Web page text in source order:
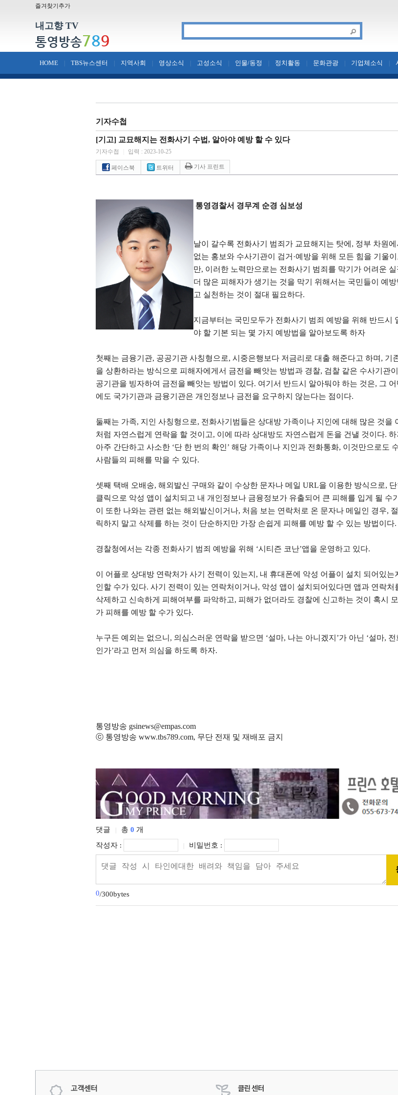
즐겨찾기추가
내고향 TV
통영방송789
HOME TBS뉴스센터 지역사회 영상소식 고성소식 인물/동정 정치활동 문화관광 기업체소식
기자수첩
[기고] 교묘해지는 전화사기 수법, 알아야 예방 할 수 있다
기자수첩 입력 : 2023-10-25
페이스북 트위터 기사 프린트
통영경찰서 경무계 순경 심보성
날이 갈수록 전화사기 범죄가 교묘해지는 탓에 , 정부 차원에
없는 홍보와 수사기관이 검거 ·예방을 위해 모든 힘을 기울이
만, 이러한 노력만으로는 전화사기 범죄를 막기가 어려운
더 많은 피해자가 생기는 것을 막기 위해서는 국민들이 예
고 실천하는 것이 절대 필요하다.
지금부터는 국민모두가 전화사기 범죄 예방을 위해 반드시
야 할 기본 되는 몇 가지 예방법을 알아보도록 하자
첫째는 금융기관, 공공기관 사칭형으로, 시중은행보다 저금리로 대출 해준다고 하며 , 기
을 상환하라는 방식으로 피해자에게서 금전을 빼앗는 방법과 경찰, 검찰 같은 수사기관
공기관을 빙자하여 금전을 빼앗는 방법이 있다. 여기서 반드시 알아둬야 하는 것은, 그
에도 국가기관과 금융기관은 개인정보나 금전을 요구하지 않는다는 점이다.
둘째는 가족, 지인 사칭형으로, 전화사기범들은 상대방 가족이나 지인에 대해 많은 것을
처럼 자연스럽게 연락을 할 것이고, 이에 따라 상대방도 자연스럽게 돈을 건낼 것이다. 하
아주 간단하고 사소한 ‘단 한 번의 확인’ 해당 가족이나 지인과 전화통화, 이것만으로도
사람들의 피해를 막을 수 있다.
셋째 택배 오배송, 해외발신 구매와 같이 수상한 문자나 메일 URL을 이용한 방식으로,
클릭으로 악성 앱이 설치되고 내 개인정보나 금융정보가 유출되어 큰 피해를 입게 될 수
이 또한 나와는 관련 없는 해외발신이거나, 처음 보는 연락처로 온 문자나 메일인 경우,
릭하지 말고 삭제를 하는 것이 단순하지만 가장 손쉽게 피해를 예방 할 수 있는 방법이다.
경찰청에서는 각종 전화사기 범죄 예방을 위해 ‘시티즌 코난’앱을 운영하고 있다.
이 어플로 상대방 연락처가 사기 전력이 있는지 , 내 휴대폰에 악성 어플이 설치 되어있는
인할 수가 있다. 사기 전력이 있는 연락처이거나, 악성 앱이 설치되어있다면 앱과 연락처
삭제하고 신속하게 피해여부를 파악하고, 피해가 없더라도 경찰에 신고하는 것이 혹시
가 피해를 예방 할 수가 있다.
누구든 예외는 없으니 , 의심스러운 연락을 받으면 ‘설마, 나는 아니겠지 ’가 아닌 ‘설마, 전
인가’라고 먼저 의심을 하도록 하자.
통영방송 gsinews@empas.com
ⓒ 통영방송 www.tbs789.com, 무단 전재 및 재배포 금지
댓글 총 0 개
작성자 :
비밀번호 :
0/300bytes